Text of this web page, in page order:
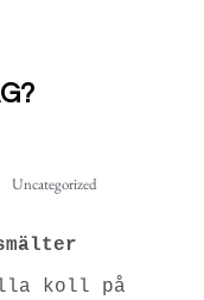
Uncategorized
koll på